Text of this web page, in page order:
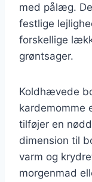
med pålæg.
festlige
forskellige
grøntsager.
Koldhævede
kardemomme
tilføjer en
dimension til
varm og
morgenmad